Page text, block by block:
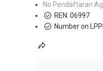
No Pendaftaran
REN: 06997
Number on